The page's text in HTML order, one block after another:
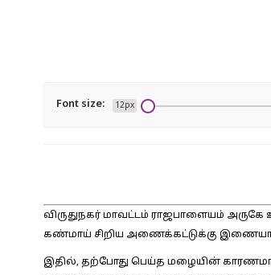
Font size: 12px
விருதுநகர் மாவட்டம் ராஜபாளையம் அருகே
கண்மாய் சிறிய அணைக்கட்டுக்கு
இதில், தற்போது பெய்த மழையின் காரணமாக